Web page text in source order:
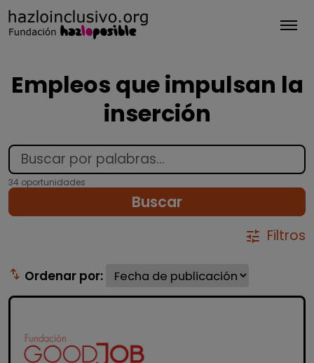
Empleos que impulsan la
inserción
34 oportunidades
Buscar
tune Filtros
swap_vert Ordenar por: